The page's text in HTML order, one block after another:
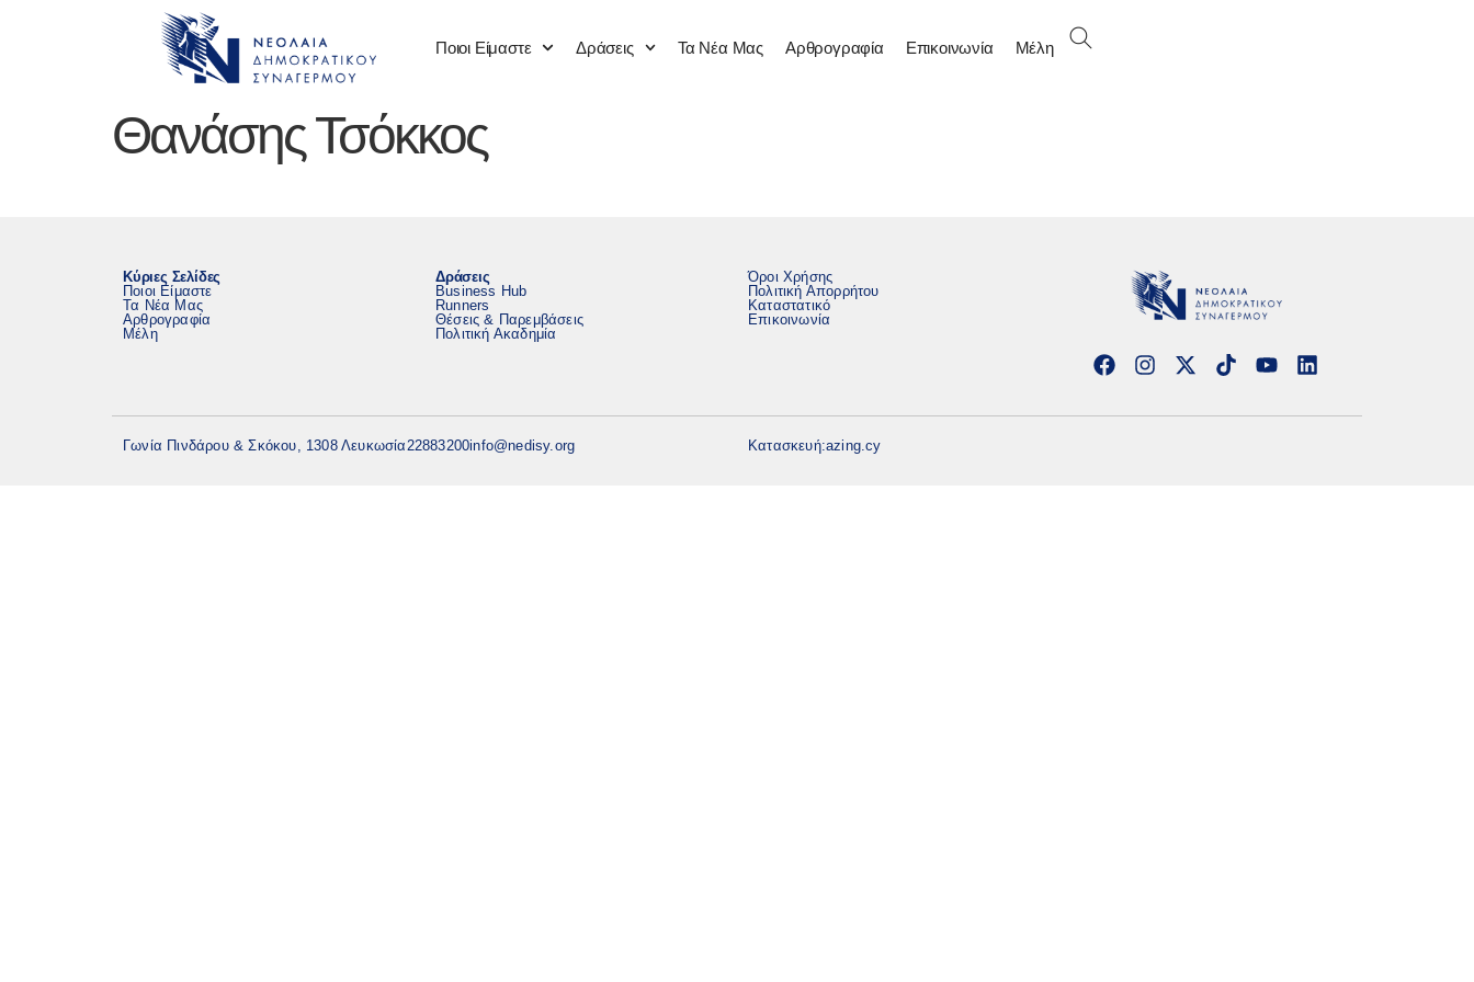
Ποιοι Είμαστε Δράσεις Τα Νέα Μας Αρθρογραφία Επικοινωνία Μέλη
Θανάσης Τσόκκος
Κύριες Σελίδες
Ποιοι Είμαστε
Τα Νέα Μας
Αρθρογραφία
Μέλη
Δράσεις
Business Hub
Runners
Θέσεις & Παρεμβάσεις
Πολιτική Ακαδημία
Όροι Χρήσης
Πολιτική Απορρήτου
Καταστατικό
Επικοινωνία
Γωνία Πινδάρου & Σκόκου, 1308 Λευκωσία22883200info@nedisy.org Κατασκευή:azing.cy